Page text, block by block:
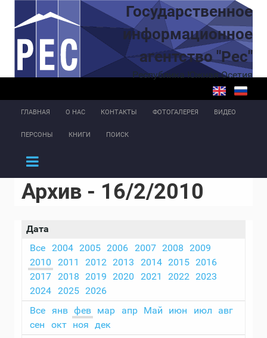
Перейти к основному содержаниюГосударственное
информационное
агентство "Рес"
Республика Южная Осетия
ГЛАВНАЯ О НАС КОНТАКТЫ ФОТОГАЛЕРЕЯ ВИДЕО
ПЕРСОНЫ КНИГИ ПОИСК
Архив - 16/2/2010
Дата
Все
2004 2005 2006 2007 2008
2009
2010
2011 2012 2013 2014 2015 2016
2017
2018 2019 2020 2021 2022 2023
2024
2025
2026
Все янв фев мар апр Май июн июл
авг
сен
окт ноя дек